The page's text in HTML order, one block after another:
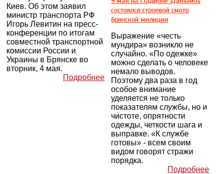
Киев. Об этом заявил
министр транспорта РФ
Игорь Левитин на пресс-
конференции по итогам
совместной транспортной
комиссии России и
Украины в Брянске во
вторник, 4 мая.
Подробнее
состоялся строевой смотр
брянской милиции
Выражение «честь
мундира» возникло не
случайно. «По одежке»
можно сделать о человеке
немало выводов.
Поэтому два раза в год
особое внимание
уделяется не только
показателям службы, но и
чистоте, опрятности
одежды, четкости шага и
выправке. «К службе
готовы» - всем своим
видом говорят стражи
порядка.
Подробнее